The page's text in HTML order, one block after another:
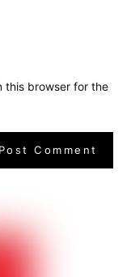
this browser for the